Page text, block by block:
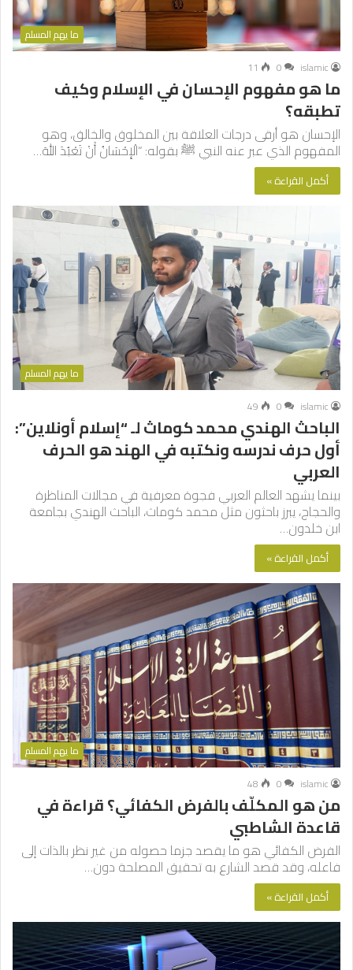
ما يهم المسلم
islamic
0
11
ما هو مفهوم الإحسان في الإسلام وكيف
تطبقه؟
الإحسان هو أرقى درجات العلاقة بين المخلوق والخالق، وهو
المفهوم الذي عبر عنه النبي ﷺ بقوله: “الْإِحْسَانُ أَنْ ‌تَعْبُدَ ‌اللهَ…
أكمل القراءة »
ما يهم المسلم
islamic
0
49
الباحث الهندي محمد كوماث لـ “إسلام أونلاين”:
أول حرف ندرسه ونكتبه في الهند هو الحرف
العربي
بينما يشهد العالم العربي فجوة معرفية في مجالات المناظرة
والحجاج، يبرز باحثون مثل محمد كوماث، الباحث الهندي بجامعة
ابن خلدون…
أكمل القراءة »
ما يهم المسلم
islamic
0
48
من هو المكلّف بالفرض الكفائي؟ قراءة في
قاعدة الشاطبي
الفرض الكفائي هو ما يقصد جزما حصوله من غير نظر بالذات إلى
فاعله، وقد قصد الشارع به تحقيق المصلحة دون…
أكمل القراءة »